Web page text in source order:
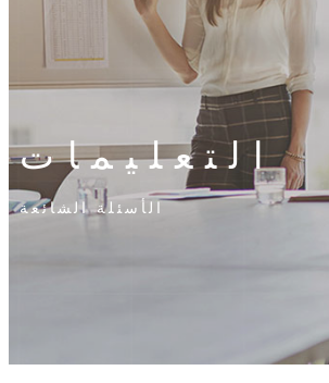
التعليمات
الأسئلة الشائعة